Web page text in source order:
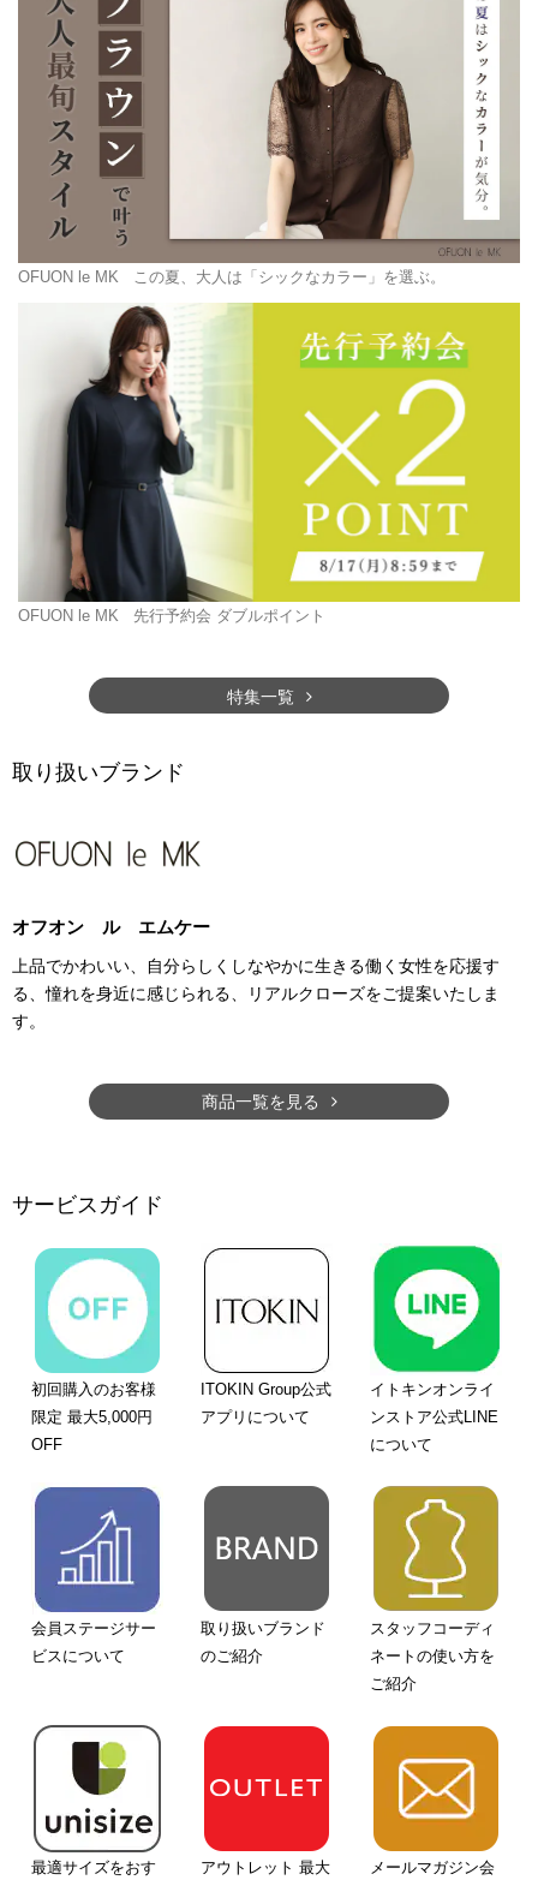
OFUON le MK この夏、大人は「シックなカラー」を選ぶ。
OFUON le MK 先行予約会 ダブルポイント
特集一覧
取り扱いブランド
オフオン ル エムケー
上品でかわいい、自分らしくしなやかに生きる働く女性を応援す
る、憧れを身近に感じられる、リアルクローズをご提案いたしま
す。
商品一覧を見る
サービスガイド
初回購入のお客様
限定 最大5,000円
OFF
ITOKIN Group公式
アプリについて
イトキンオンライ
ンストア公式LINE
について
会員ステージサー
ビスについて
取り扱いブランド
のご紹介
スタッフコーディ
ネートの使い方を
ご紹介
最適サイズをおす
アウトレット 最大
メールマガジン会